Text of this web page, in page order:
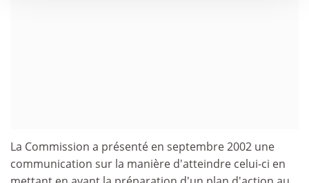
La Commission a présenté en septembre 2002 une
communication sur la manière d'atteindre celui-ci en